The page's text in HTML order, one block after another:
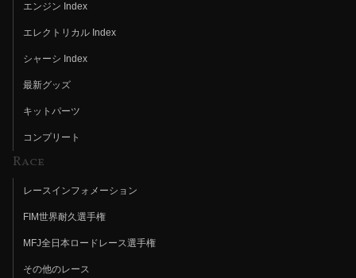
エンジン Index
エレクトリカル Index
シャーシ Index
最新グッズ
キットパーツ
コンプリート
Race
レースインフォメーション
FIM世界耐久選手権
MFJ全日本ロードレース選手権
その他のレース